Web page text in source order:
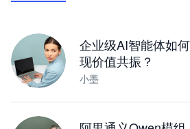
企业级AI智能体如
现价值共振？
小墨